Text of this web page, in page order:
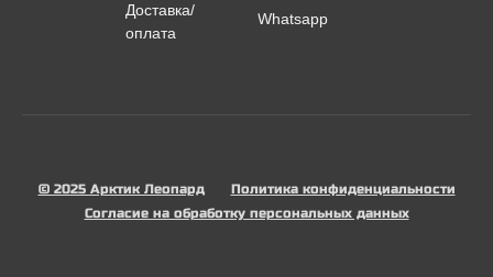
Whatsapp
Доставка/
оплата
© 2025 Арктик Леопард
Политика конфиденциальности
Согласие на обработку персональных данных